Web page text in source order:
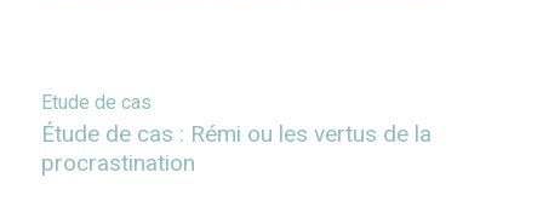
Etude de cas
Étude de cas : Rémi ou les vertus de la
procrastination